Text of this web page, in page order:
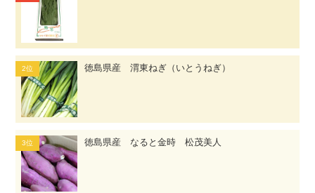
徳島県産 渭東ねぎ（いとうねぎ）
徳島県産 なると金時 松茂美人